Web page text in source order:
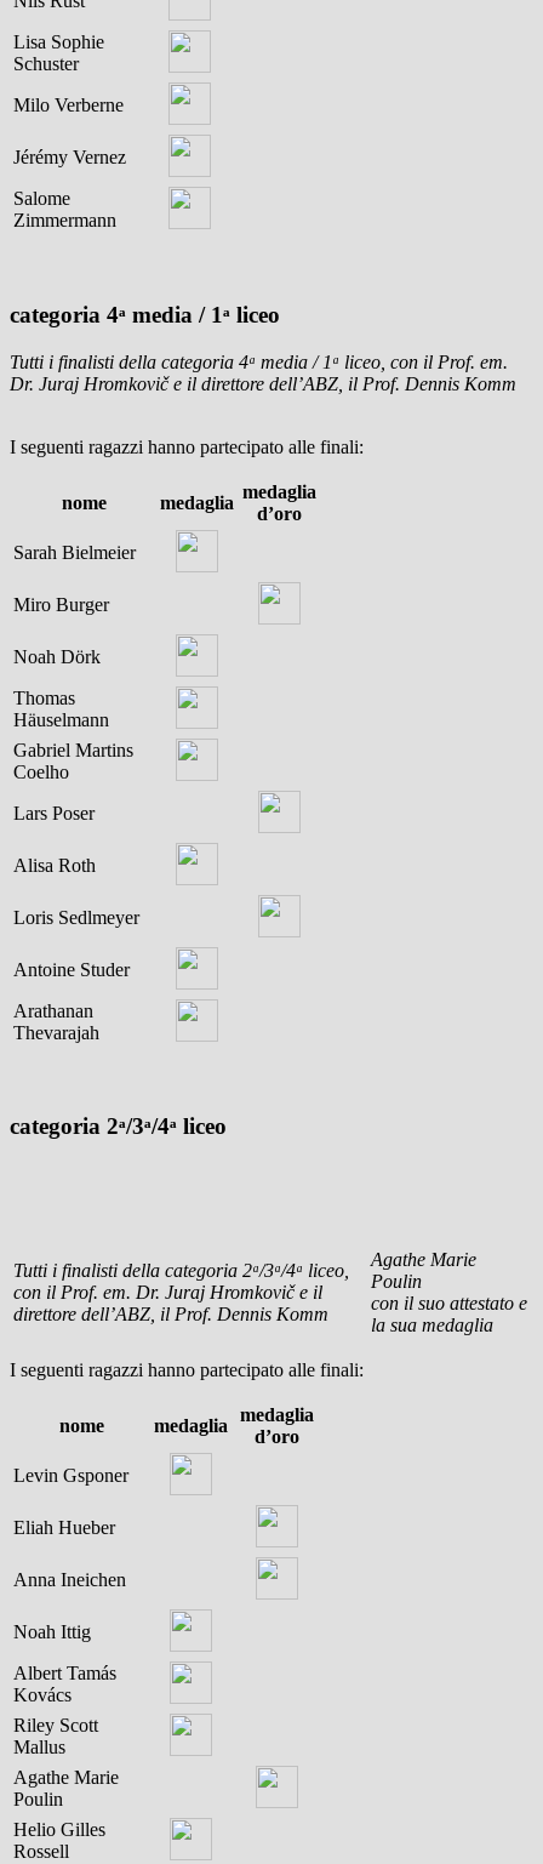
Lisa Sophie
Schuster
Milo Verberne
Jérémy Vernez
Salome
Zimmermann
categoria 4ᵃ media / 1ᵃ liceo
Tutti i finalisti della categoria 4ᵃ media / 1ᵃ liceo, con il Prof. em.
Dr. Juraj Hromkovič e il direttore dell’ABZ, il Prof. Dennis Komm
I seguenti ragazzi hanno partecipato alle finali:
nome medaglia
medaglia
d’oro
Sarah Bielmeier
Miro Burger
Noah Dörk
Thomas
Häuselmann
Gabriel Martins
Coelho
Lars Poser
Alisa Roth
Loris Sedlmeyer
Antoine Studer
Arathanan
Thevarajah
categoria 2ᵃ/3ᵃ/4ᵃ liceo
Tutti i finalisti della categoria 2ᵃ/3ᵃ/4ᵃ liceo,
con il Prof. em. Dr. Juraj Hromkovič e il
direttore dell’ABZ, il Prof. Dennis Komm
Agathe Marie
Poulin
con il suo attestato e
la sua medaglia
I seguenti ragazzi hanno partecipato alle finali:
nome medaglia
medaglia
d’oro
Levin Gsponer
Eliah Hueber
Anna Ineichen
Noah Ittig
Albert Tamás
Kovács
Riley Scott
Mallus
Agathe Marie
Poulin
Helio Gilles
Rossell